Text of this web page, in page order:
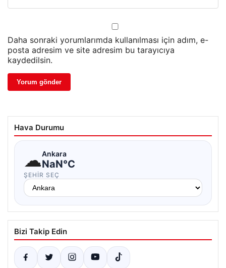
Daha sonraki yorumlarımda kullanılması için adım, e-
posta adresim ve site adresim bu tarayıcıya
kaydedilsin.
Hava Durumu
☁Ankara
NaN°C
ŞEHIR SEÇ
Bizi Takip Edin